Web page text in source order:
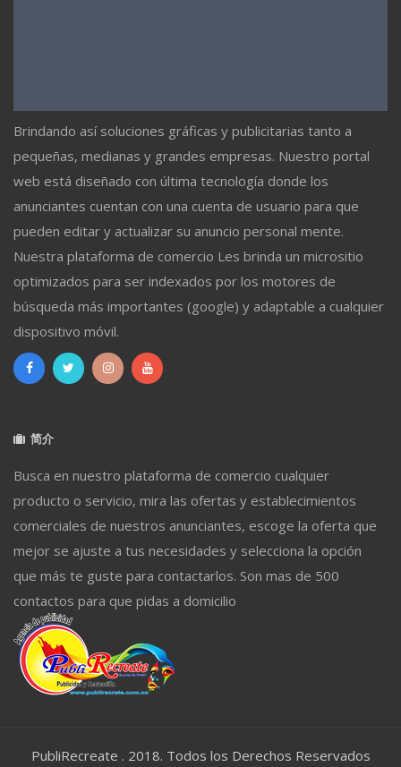
Brindando así soluciones gráficas y publicitarias tanto a
pequeñas, medianas y grandes empresas. Nuestro portal
web está diseñado con última tecnología donde los
anunciantes cuentan con una cuenta de usuario para que
pueden editar y actualizar su anuncio personal mente.
Nuestra plataforma de comercio Les brinda un micrositio
optimizados para ser indexados por los motores de
búsqueda más importantes (google) y adaptable a cualquier
dispositivo móvil.
简介
Busca en nuestro plataforma de comercio cualquier
producto o servicio, mira las ofertas y establecimientos
comerciales de nuestros anunciantes, escoge la oferta que
mejor se ajuste a tus necesidades y selecciona la opción
que más te guste para contactarlos. Son mas de 500
contactos para que pidas a domicilio
PubliRecreate . 2018. Todos los Derechos Reservados